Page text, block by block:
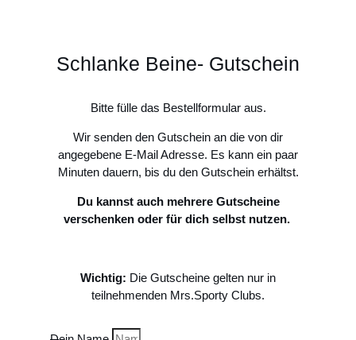
Schlanke Beine- Gutschein
Bitte fülle das Bestellformular aus.
Wir senden den Gutschein an die von dir
angegebene E-Mail Adresse. Es kann ein paar
Minuten dauern, bis du den Gutschein erhältst.
Du kannst auch mehrere Gutscheine
verschenken oder für dich selbst nutzen.
Wichtig: Die Gutscheine gelten nur in
teilnehmenden Mrs.Sporty Clubs.